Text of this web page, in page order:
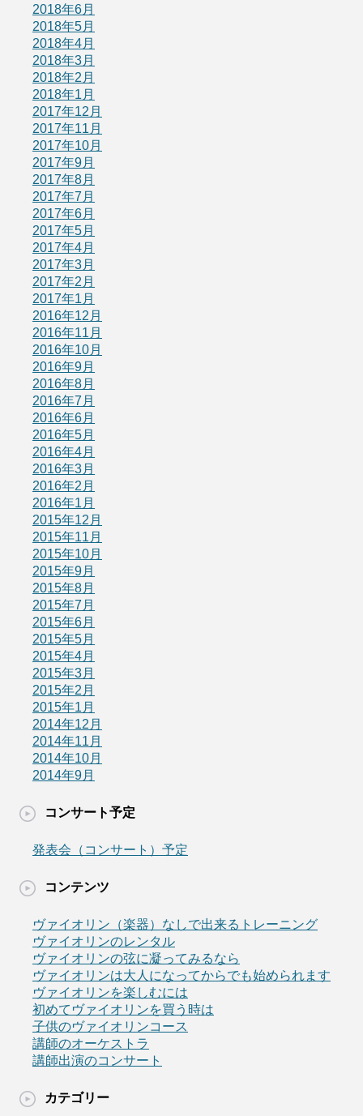
2018年6月
2018年5月
2018年4月
2018年3月
2018年2月
2018年1月
2017年12月
2017年11月
2017年10月
2017年9月
2017年8月
2017年7月
2017年6月
2017年5月
2017年4月
2017年3月
2017年2月
2017年1月
2016年12月
2016年11月
2016年10月
2016年9月
2016年8月
2016年7月
2016年6月
2016年5月
2016年4月
2016年3月
2016年2月
2016年1月
2015年12月
2015年11月
2015年10月
2015年9月
2015年8月
2015年7月
2015年6月
2015年5月
2015年4月
2015年3月
2015年2月
2015年1月
2014年12月
2014年11月
2014年10月
2014年9月
コンサート予定
発表会（コンサート）予定
コンテンツ
ヴァイオリン（楽器）なしで出来るトレーニング
ヴァイオリンのレンタル
ヴァイオリンの弦に凝ってみるなら
ヴァイオリンは大人になってからでも始められます
ヴァイオリンを楽しむには
初めてヴァイオリンを買う時は
子供のヴァイオリンコース
講師のオーケストラ
講師出演のコンサート
カテゴリー